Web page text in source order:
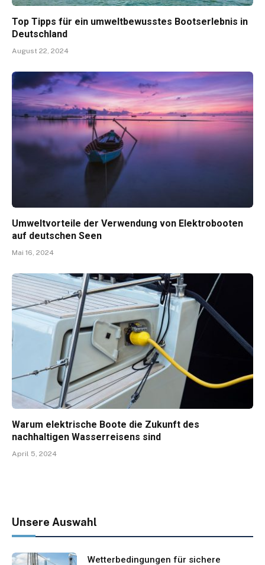
Top Tipps für ein umweltbewusstes Bootserlebnis in
Deutschland
August 22, 2024
Umweltvorteile der Verwendung von Elektrobooten
auf deutschen Seen
Mai 16, 2024
Warum elektrische Boote die Zukunft des
nachhaltigen Wasserreisens sind
April 5, 2024
Unsere Auswahl
Wetterbedingungen für sichere